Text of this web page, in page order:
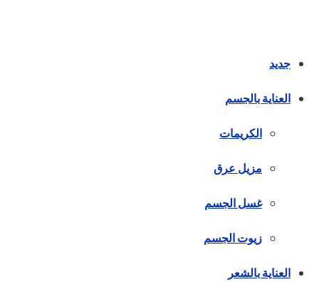
جديد
العناية بالجسم
الكريمات
مزيل عرق
غسل الجسم
زيوت الجسم
العناية بالشعر